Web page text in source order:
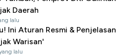
Daerah
lalu
Ini Aturan Resmi & Penjelasan
Warisan'
lalu